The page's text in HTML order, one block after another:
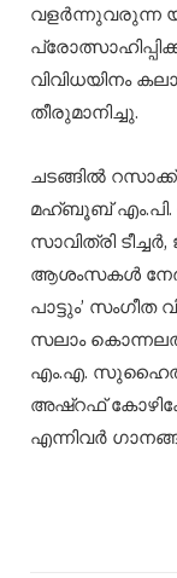
വളർന്നുവരുന്ന
വിവിധയിനം
തീരുമാനിച്ചു.
ചടങ്ങിൽ
മഹ്ബൂബ്
സാവിത്രി
ആശംസകൾ
പാട്ടും’
സലാം
എം.എ. സുഹൈൽ,
അഷ്‌റഫ്‌
എന്നിവർ